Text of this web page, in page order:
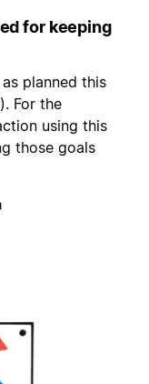
for keeping
planned this
For the
using this
those goals